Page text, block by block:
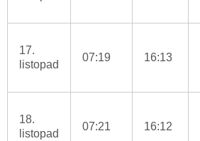
17.
listopad
07:19 16:13
18.
listopad
07:21 16:12